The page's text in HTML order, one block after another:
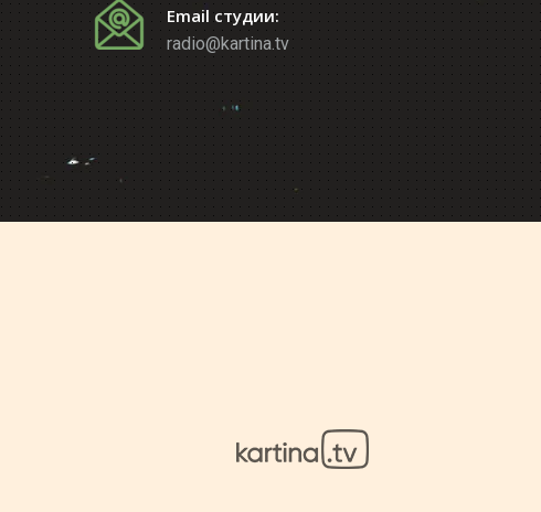
Email студии:
radio@kartina.tv